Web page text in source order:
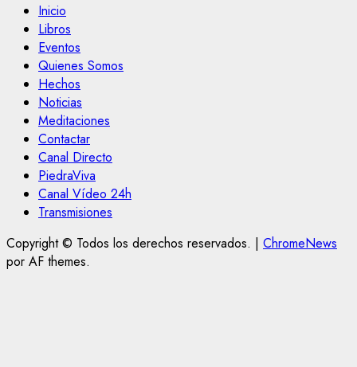
Inicio
Libros
Eventos
Quienes Somos
Hechos
Noticias
Meditaciones
Contactar
Canal Directo
PiedraViva
Canal Vídeo 24h
Transmisiones
Copyright © Todos los derechos reservados. | ChromeNews
por AF themes.